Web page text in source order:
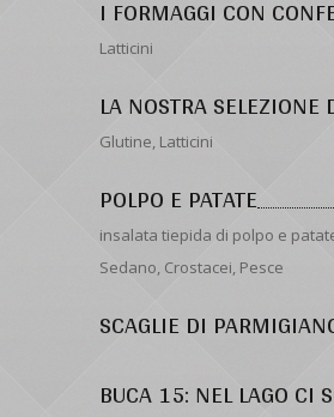
I FORMAGGI CON
Latticini
LA NOSTRA SELEZIONE
Glutine, Latticini
POLPO E PATATE
insalata tiepida di polpo e
Sedano, Crostacei, Pesce
SCAGLIE DI
BUCA 15: NEL LAGO CI